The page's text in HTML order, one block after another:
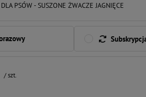
PSÓW - SUSZONE ŻWACZE JAGNIĘCE
/szt.